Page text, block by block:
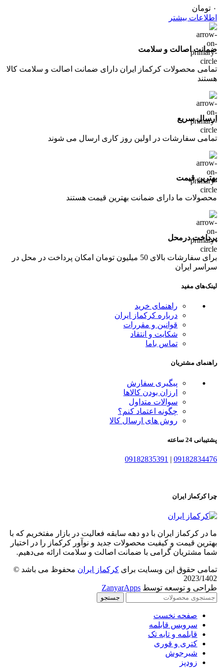
۰ تومان
اطلاعات بیشتر
ضمانت اصالت و سلامت
تمامی محصولات کرکماز ایران دارای ضمانت اصالت و سلامت کالا
هستند
ارسال سریع
تمامی سفارشات در اولین روز کاری ارسال می شوند
بهترین قیمت
محصولات ما دارای ضمانت بهترین قیمت هستند
پرداخت درمحل
برای سفارشات بالای 50 میلیون تومان امکان پرداخت در محل در
سراسر ایران
لینک‌های مفید
راهنمای خرید
درباره کرکماز ایران
قوانین و مقررات
شکایت و انتقاد
تماس باما
راهنمای مشتریان
پیگیری سفارش
ارزان بودن کالاها
سوالات متداول
چگونه اعتماد کنم؟
روش های ارسال کالا
پشتیبانی 24 ساعته
09182834476
|
09182835391
چرا کرکماز ایران
ما در کرکماز ایران با دو دهه سابقه فعالیت در بازار مفتخریم که با
بهترین قیمت و کیفیت محصولات جدید و نوآور کرکماز را در اختیار
شما مشتریان گرامی با ضمانت اصالت و سلامت ارائه می‌دهیم.
تمامی حقوق این وبسایت برای کرکماز ایران محفوظ می باشد ©
2023/1402
طراحی و توسعه توسط ZanyarApps
جستجو
صفحه نخست
سرویس قابلمه
قابلمه و تابه تک
کتری و قوری
شیرجوش
زودپز